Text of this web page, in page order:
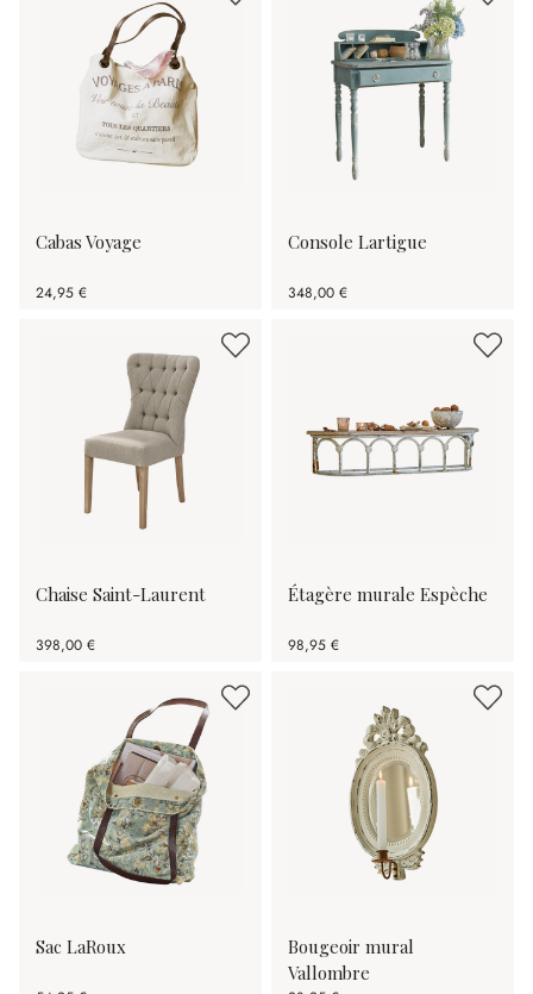
Cabas Voyage
24,95 €
Console Lartigue
348,00 €
Chaise Saint-Laurent
398,00 €
Étagère murale Espèche
98,95 €
Sac LaRoux
Bougeoir mural
Vallombre